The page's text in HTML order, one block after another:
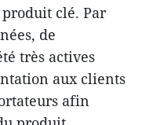
produit clé. Par
de
très actives
aux clients
afin